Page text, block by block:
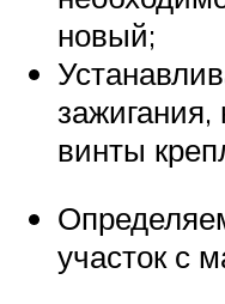
новый;
зажигания,
винты
участок с